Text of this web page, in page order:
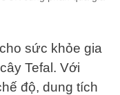
sức khỏe gia
Tefal. Với
độ, dung tích